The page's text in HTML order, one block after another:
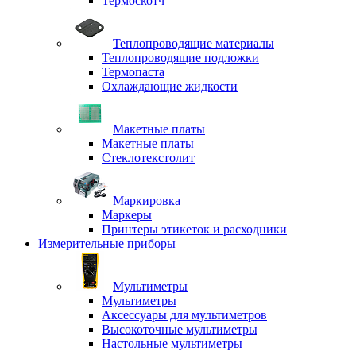
Теплопроводящие материалы
Теплопроводящие подложки
Термопаста
Охлаждающие жидкости
Макетные платы
Макетные платы
Стеклотекстолит
Маркировка
Маркеры
Принтеры этикеток и расходники
Измерительные приборы
Мультиметры
Мультиметры
Аксессуары для мультиметров
Высокоточные мультиметры
Настольные мультиметры